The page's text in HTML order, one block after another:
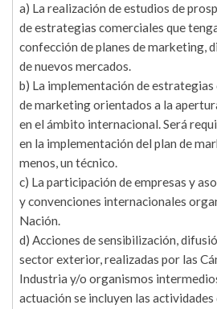
a) La realización de estudios de
de estrategias comerciales que
confección de planes de marketing,
de nuevos mercados.
b) La implementación de estrategias
de marketing orientados a la
en el ámbito internacional. Será
en la implementación del plan de
menos, un técnico.
c) La participación de empresas y
y convenciones internacionales
Nación.
d) Acciones de sensibilización,
sector exterior, realizadas por las
Industria y/o organismos
actuación se incluyen las